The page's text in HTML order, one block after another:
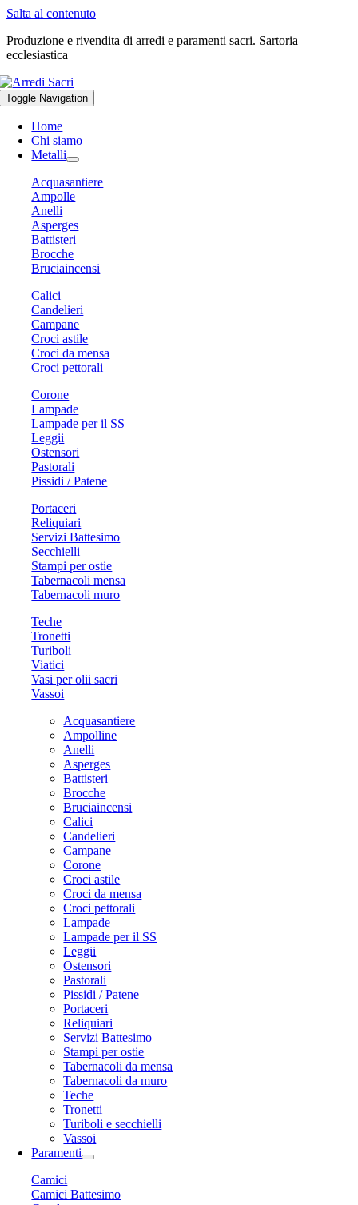
Salta al contenuto
Produzione e rivendita di arredi e paramenti sacri. Sartoria
ecclesiastica
Toggle Navigation
Home
Chi siamo
Metalli
Acquasantiere
Ampolle
Anelli
Asperges
Battisteri
Brocche
Bruciaincensi
Calici
Candelieri
Campane
Croci astile
Croci da mensa
Croci pettorali
Corone
Lampade
Lampade per il SS
Leggii
Ostensori
Pastorali
Pissidi / Patene
Portaceri
Reliquiari
Servizi Battesimo
Secchielli
Stampi per ostie
Tabernacoli mensa
Tabernacoli muro
Teche
Tronetti
Turiboli
Viatici
Vasi per olii sacri
Vassoi
Acquasantiere
Ampolline
Anelli
Asperges
Battisteri
Brocche
Bruciaincensi
Calici
Candelieri
Campane
Corone
Croci astile
Croci da mensa
Croci pettorali
Lampade
Lampade per il SS
Leggii
Ostensori
Pastorali
Pissidi / Patene
Portaceri
Reliquiari
Servizi Battesimo
Stampi per ostie
Tabernacoli da mensa
Tabernacoli da muro
Teche
Tronetti
Turiboli e secchielli
Vassoi
Paramenti
Camici
Camici Battesimo